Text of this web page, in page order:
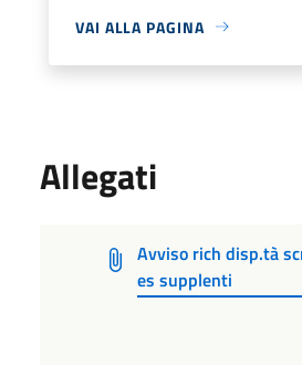
VAI ALLA PAGINA
Allegati
Avviso rich disp.tà
es supplenti